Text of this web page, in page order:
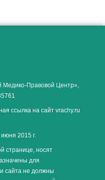
Правовой Центр»,
ссылка на сайт vrachy.ru
2015 г.
странице, носят
для
сайта не должны